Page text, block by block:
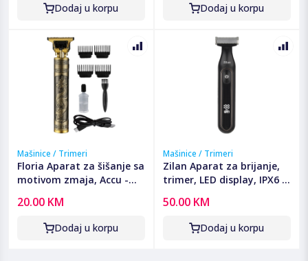
Dodaj u korpu Dodaj u korpu
Mašinice / Trimeri
Floria Aparat za šišanje sa
motivom zmaja, Accu -
20.00 KM
Dodaj u korpu
Mašinice / Trimeri
Zilan Aparat za brijanje,
trimer, LED display, IPX6 -
50.00 KM
Dodaj u korpu